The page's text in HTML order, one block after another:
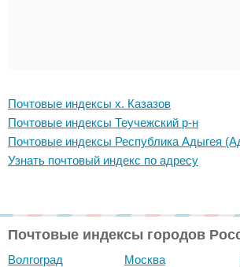
Почтовые индексы х. Казазов
Почтовые индексы Теучежский р-н
Почтовые индексы Республика Адыгея
Узнать почтовый индекс по адресу
Почтовые индексы городов
Волгоград
Москва